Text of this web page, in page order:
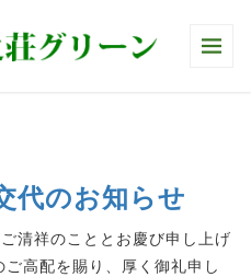
代のお知らせ
清祥のこととお慶び申し上げ
高配を賜り、厚く御礼申し